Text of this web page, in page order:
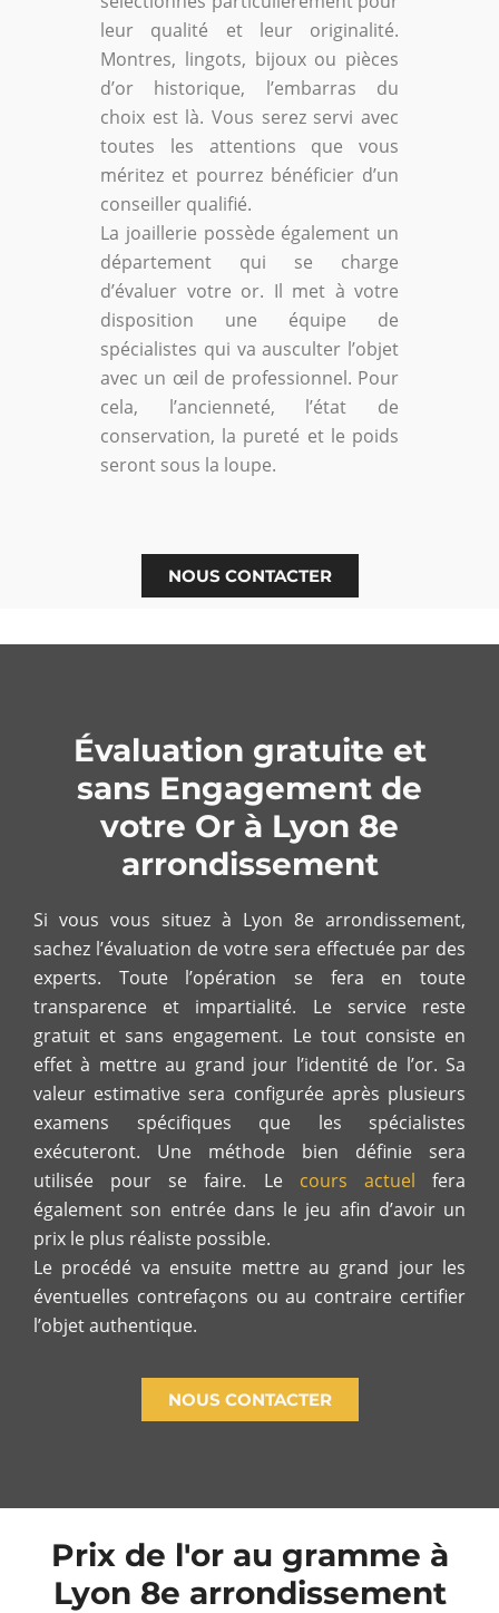
leur qualité et leur originalité.
Montres, lingots, bijoux ou pièces
d’or historique, l’embarras du
choix est là. Vous serez servi avec
toutes les attentions que vous
méritez et pourrez bénéficier d’un
conseiller qualifié.
La joaillerie possède également un
département qui se charge
d’évaluer votre or. Il met à votre
disposition une équipe de
spécialistes qui va ausculter l’objet
avec un œil de professionnel. Pour
cela, l’ancienneté, l’état de
conservation, la pureté et le poids
seront sous la loupe.
NOUS CONTACTER
Évaluation gratuite et
sans Engagement de
votre Or à Lyon 8e
arrondissement
Si vous vous situez à Lyon 8e arrondissement,
sachez l’évaluation de votre sera effectuée par des
experts. Toute l’opération se fera en toute
transparence et impartialité. Le service reste
gratuit et sans engagement. Le tout consiste en
effet à mettre au grand jour l’identité de l’or. Sa
valeur estimative sera configurée après plusieurs
examens spécifiques que les spécialistes
exécuteront. Une méthode bien définie sera
utilisée pour se faire. Le cours actuel fera
également son entrée dans le jeu afin d’avoir un
prix le plus réaliste possible.
Le procédé va ensuite mettre au grand jour les
éventuelles contrefaçons ou au contraire certifier
l’objet authentique.
NOUS CONTACTER
Prix de l'or au gramme à
Lyon 8e arrondissement